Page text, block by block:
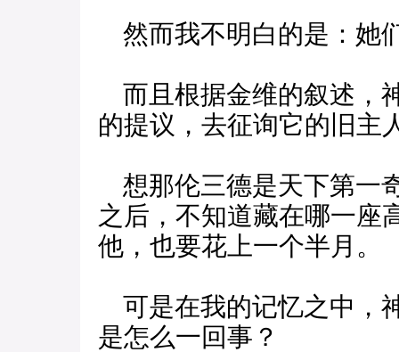
然而我不明白的是：她
而且根据金维的叙述，
的提议，去征询它的旧主
想那伦三德是天下第一
之后，不知道藏在哪一座
他，也要花上一个半月。
可是在我的记忆之中，
是怎么一回事？